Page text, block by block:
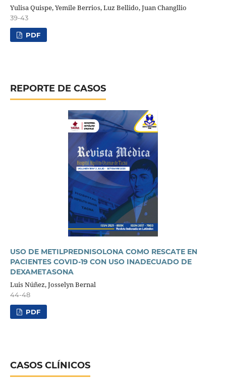
Yulisa Quispe, Yemile Berrios, Luz Bellido, Juan Changllio
39-43
PDF
REPORTE DE CASOS
USO DE METILPREDNISOLONA COMO RESCATE EN
PACIENTES COVID-19 CON USO INADECUADO DE
DEXAMETASONA
Luis Núñez, Josselyn Bernal
44-48
PDF
CASOS CLÍNICOS